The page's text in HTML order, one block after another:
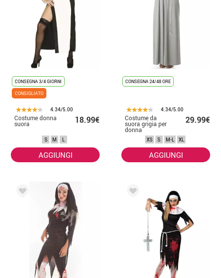
CONSEGNA 3/4 GIORNI
CONSIGLIATO
4.34/5.00
Costume donna
suora 18.99€
S M L
AGGIUNGI
CONSEGNA 24/48 ORE
4.34/5.00
Costume da
suora grigia per
donna
29.99€
XS S M-L XL
AGGIUNGI